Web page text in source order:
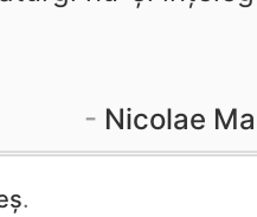
Nicolae
.